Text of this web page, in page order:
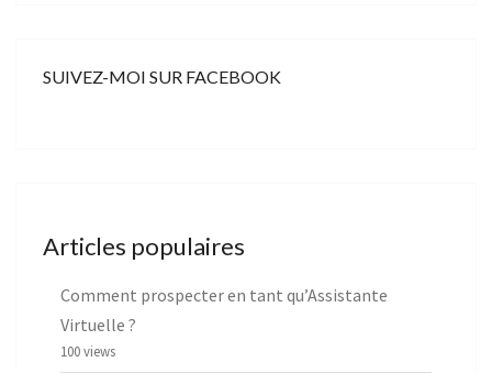
SUIVEZ-MOI SUR FACEBOOK
Articles populaires
Comment prospecter en tant qu’Assistante
Virtuelle ?
100 views